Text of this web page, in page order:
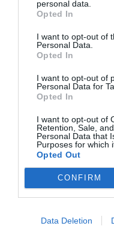
personal data.
Opted In
I want to opt-out of
Personal Data.
Opted In
I want to opt-out of
Personal Data for
Opted In
I want to opt-out of
Retention, Sale,
Personal Data that
Purposes for which
Opted Out
CONFIRM
Data Deletion
Las
abren un
para
JOSÉ ANTONIO
Con el juez
"jueces